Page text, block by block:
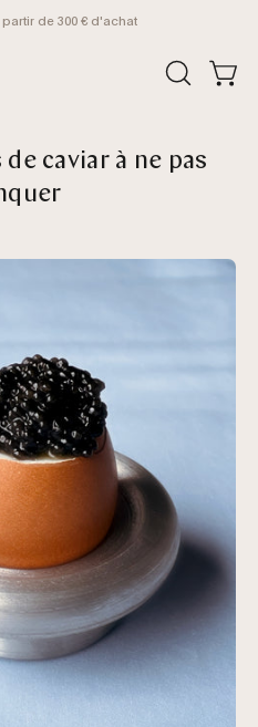
partir de 300 € d'achat
OUVRIR
DE
Voir
caviar à ne pas